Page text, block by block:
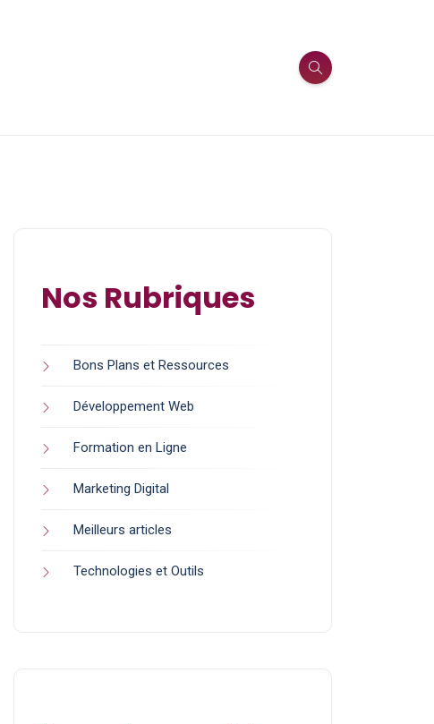
Nos Rubriques
Bons Plans et Ressources
Développement Web
Formation en Ligne
Marketing Digital
Meilleurs articles
Technologies et Outils